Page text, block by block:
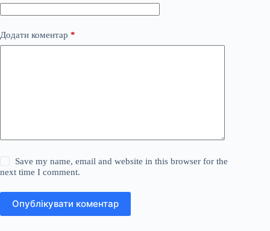
Додати коментар *
Save my name, email and website in this browser for the
next time I comment.
Опублікувати коментар